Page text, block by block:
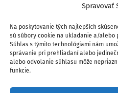
Spravovať
Na poskytovanie tých najlepších
sú súbory cookie na ukladanie a/alebo
Súhlas s týmito technológiami nám
správanie pri prehliadaní alebo
alebo odvolanie súhlasu môže
funkcie.